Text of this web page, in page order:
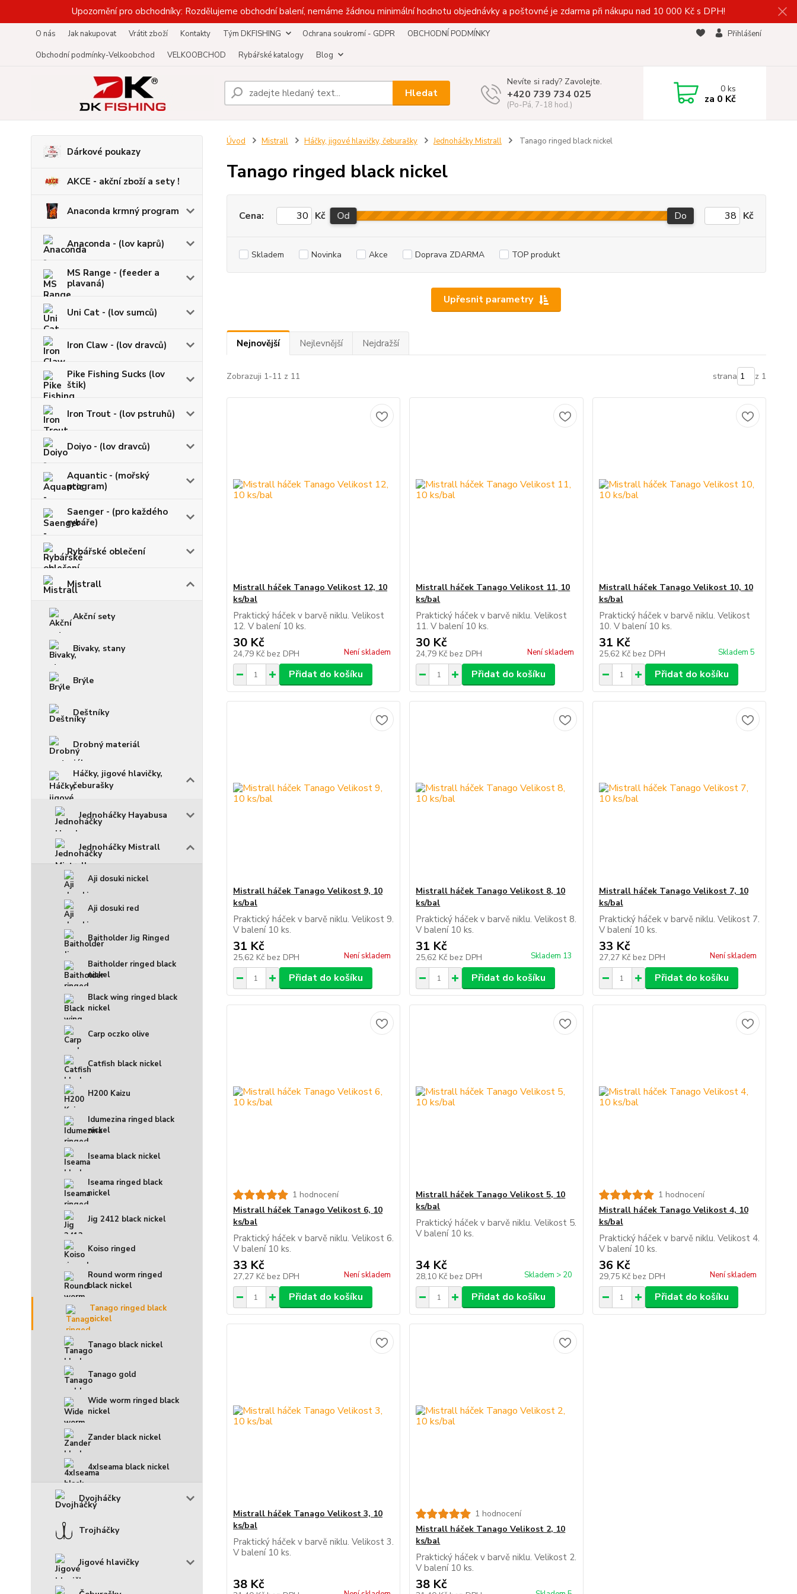
Upozornění pro obchodníky: Rozdělujeme obchodní balení, nemáme žádnou minimální hodnotu objednávky a poštovné je zdarma při nákupu nad 10 000 Kč s DPH!
O nás Jak nakupovat Vrátit zboží Kontakty Tým DKFISHING Ochrana soukromí - GDPR
OBCHODNÍ PODMÍNKY
Obchodní podmínky-Velkoobchod
VELKOOBCHOD Rybářské katalogy Blog
Přihlášení
Hledat
Nevíte si rady? Zavolejte.
+420 739 734 025
(Po-Pá, 7-18 hod.)
0ks
za 0 Kč
Dárkové poukazy
AKCE - akční zboží a sety !
Anaconda krmný program
Anaconda - (lov kaprů)
MS Range - (feeder a
plavaná)
Uni Cat - (lov sumců)
Iron Claw - (lov dravců)
Pike Fishing Sucks (lov
štik)
Iron Trout - (lov pstruhů)
Doiyo - (lov dravců)
Aquantic - (mořský
program)
Saenger - (pro každého
rybáře)
Rybářské oblečení
Mistrall
Akční sety
Bivaky, stany
Brýle
Deštníky
Drobný materiál
Háčky, jigové hlavičky,
čeburašky
Jednoháčky Hayabusa
Jednoháčky Mistrall
Aji dosuki nickel
Aji dosuki red
Baitholder Jig Ringed
Baitholder ringed black
nickel
Black wing ringed black
nickel
Carp oczko olive
Catfish black nickel
H200 Kaizu
Idumezina ringed black
nickel
Iseama black nickel
Iseama ringed black
nickel
Jig 2412 black nickel
Koiso ringed
Round worm ringed
black nickel
Tanago ringed black
nickel
Tanago black nickel
Tanago gold
Wide worm ringed black
nickel
Zander black nickel
4xIseama black nickel
Dvojháčky
Trojháčky
Jigové hlavičky
Úvod Mistrall Háčky, jigové hlavičky, čeburašky Jednoháčky Mistrall Tanago ringed black nickel
Tanago ringed black nickel
Upřesnit parametry
Cena: Kč Od Do Kč
Skladem Novinka Akce Doprava ZDARMA TOP produkt
Nejnovější Nejlevnější Nejdražší
Zobrazuji 1-11 z 11 strana z 1
Mistrall háček Tanago Velikost 12, 10
ks/bal
Praktický háček v barvě niklu. Velikost
12. V balení 10 ks.
30 Kč
24,79 Kč bez DPH Není skladem
Přidat do košíku
Mistrall háček Tanago Velikost 11, 10
ks/bal
Praktický háček v barvě niklu. Velikost
11. V balení 10 ks.
30 Kč
24,79 Kč bez DPH Není skladem
Přidat do košíku
Mistrall háček Tanago Velikost 10, 10
ks/bal
Praktický háček v barvě niklu. Velikost
10. V balení 10 ks.
31 Kč
25,62 Kč bez DPH Skladem 5
Přidat do košíku
Mistrall háček Tanago Velikost 9, 10
ks/bal
Praktický háček v barvě niklu. Velikost 9.
V balení 10 ks.
31 Kč
25,62 Kč bez DPH Není skladem
Přidat do košíku
Mistrall háček Tanago Velikost 8, 10
ks/bal
Praktický háček v barvě niklu. Velikost 8.
V balení 10 ks.
31 Kč
25,62 Kč bez DPH Skladem 13
Přidat do košíku
Mistrall háček Tanago Velikost 7, 10
ks/bal
Praktický háček v barvě niklu. Velikost 7.
V balení 10 ks.
33 Kč
27,27 Kč bez DPH Není skladem
Přidat do košíku
1 hodnocení
Mistrall háček Tanago Velikost 6, 10
ks/bal
Praktický háček v barvě niklu. Velikost 6.
V balení 10 ks.
33 Kč
27,27 Kč bez DPH Není skladem
Přidat do košíku
Mistrall háček Tanago Velikost 5, 10
ks/bal
Praktický háček v barvě niklu. Velikost 5.
V balení 10 ks.
34 Kč
28,10 Kč bez DPH Skladem > 20
Přidat do košíku
1 hodnocení
Mistrall háček Tanago Velikost 4, 10
ks/bal
Praktický háček v barvě niklu. Velikost 4.
V balení 10 ks.
36 Kč
29,75 Kč bez DPH Není skladem
Přidat do košíku
Mistrall háček Tanago Velikost 3, 10
ks/bal
Praktický háček v barvě niklu. Velikost 3.
V balení 10 ks.
38 Kč
1 hodnocení
Mistrall háček Tanago Velikost 2, 10
ks/bal
Praktický háček v barvě niklu. Velikost 2.
V balení 10 ks.
38 Kč